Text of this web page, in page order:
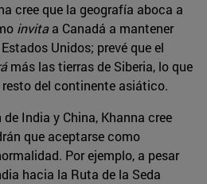
cree que la geografía aboca a
invitaa Canadá a mantener
Unidos; prevé que el
más las tierras de Siberia, lo que
del continente asiático.
India y China, Khanna cree
que aceptarse como
Por ejemplo, a pesar
hacia la Ruta de la Seda